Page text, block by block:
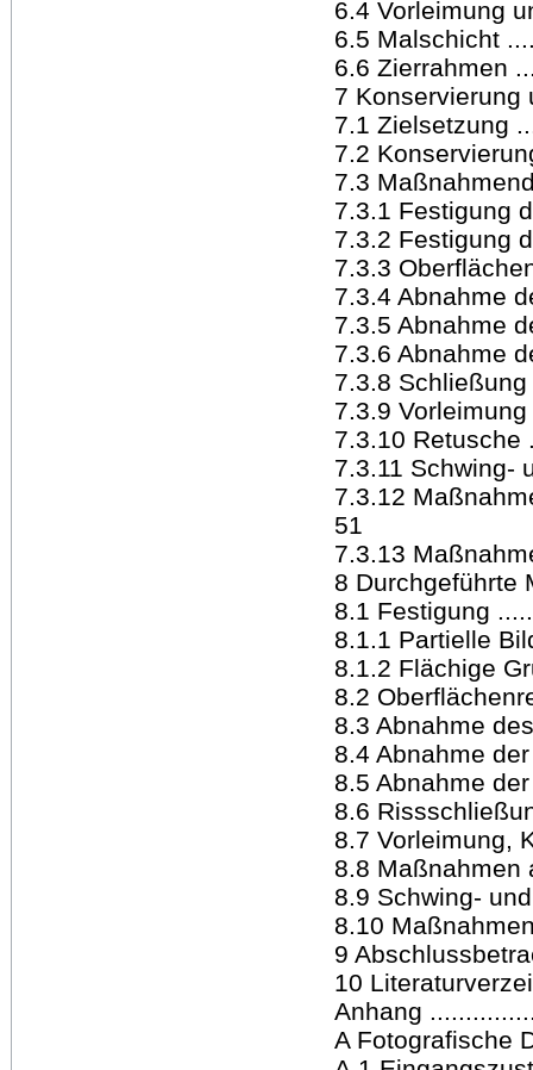
6.4 Vorleimung
6.5 Malschicht
6.6 Zierrahmen
7 Konservierung
7.1 Zielsetzung
7.2
7.3
7.3.1 Festigung
7.3.2 Festigung
7.3.3
7.3.4 Abnahme
7.3.5 Abnahme
7.3.6 Abnahme
7.3.8
7.3.9
7.3.10 Retusche
7.3.11 Schwing-
7.3.12
51
7.3.13
8 Durchgeführte
8.1 Festigung
8.1.1 Partielle
8.1.2 Flächige
8.2
8.3 Abnahme
8.4 Abnahme
8.5 Abnahme
8.6
8.7 Vorleimung,
8.8 Maßnahmen
8.9 Schwing-
8.10
9
10
Anhang
A Fotografische